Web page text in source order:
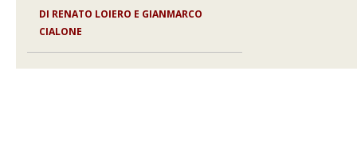
DI RENATO LOIERO E GIANMARCO
CIALONE